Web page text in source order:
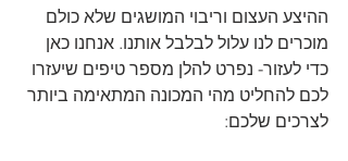
ההיצע העצום וריבוי המושגים שלא כולם
מוכרים לנו עלול לבלבל אותנו. אנחנו כאן
כדי לעזור- נפרט להלן מספר טיפים שיעזרו
לכם להחליט מהי המכונה המתאימה ביותר
לצרכים שלכם: